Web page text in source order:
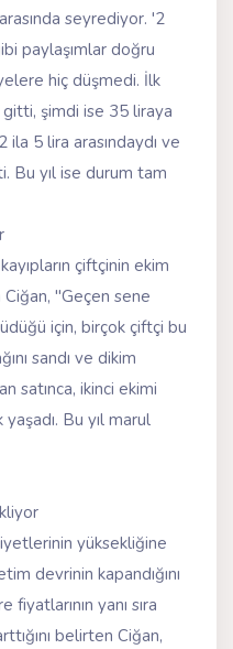
seyrediyor. '2
paylaşımlar doğru
hiç düşmedi. İlk
şimdi ise 35 liraya
ila 5 lira arasındaydı ve
Bu yıl ise durum tam
çiftçinin ekim
Ciğan, "Geçen sene
için, birçok çiftçi bu
sandı ve dikim
satınca, ikinci ekimi
Bu yıl marul
yüksekliğine
devrinin kapandığını
yanı sıra
belirten Ciğan,